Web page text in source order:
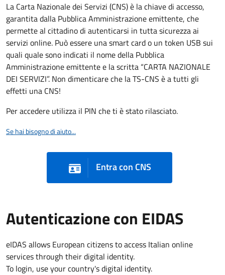
La Carta Nazionale dei Servizi (CNS) è la chiave di accesso,
garantita dalla Pubblica Amministrazione emittente, che
permette al cittadino di autenticarsi in tutta sicurezza ai
servizi online. Può essere una smart card o un token USB sui
quali quale sono indicati il nome della Pubblica
Amministrazione emittente e la scritta “CARTA NAZIONALE
DEI SERVIZI”. Non dimenticare che la TS-CNS è a tutti gli
effetti una CNS!
Per accedere utilizza il PIN che ti è stato rilasciato.
Se hai bisogno di aiuto...
Entra con CNS
Autenticazione con EIDAS
eIDAS allows European citizens to access Italian online
services through their digital identity.
To login, use your country's digital identity.